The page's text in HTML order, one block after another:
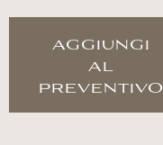
aggiungi
al
preventivo